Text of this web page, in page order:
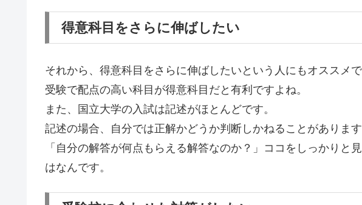
得意科目をさらに伸ばしたい
それから、得意科目をさらに伸ばしたいという人にもオススメで
受験で配点の高い科目が得意科目だと有利ですよね。
また、国立大学の入試は記述がほとんどです。
記述の場合、自分では正解かどうか判断しかねることがあります
「自分の解答が何点もらえる解答なのか？」ココをしっかりと
はなんです。